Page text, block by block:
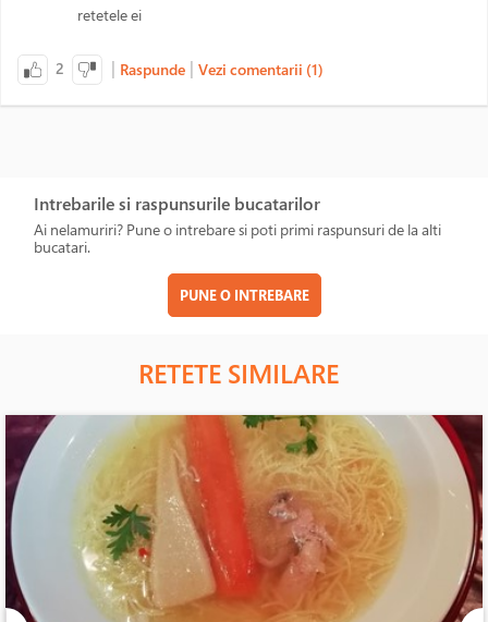
retetele ei
2 | Raspunde | Vezi comentarii (1)
Intrebarile si raspunsurile bucatarilor
Ai nelamuriri? Pune o intrebare si poti primi raspunsuri de la alti
bucatari.
PUNE O INTREBARE
RETETE SIMILARE